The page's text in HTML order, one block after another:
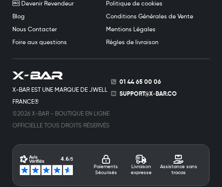
X-BAR EST UNE MARQUE DE JWELL
FRANCE®
©2026 X-BAR - BOUTIQUE EN LIGNE
OFFICIELLE TOUS DROITS RÉSERVÉS
01 44 65 00 06
SUPPORT@X-BAR.CO
Paiements
Sécurisés
Livraison
expresse
Assistance sans
tracas
Devenir Revendeur
Blog
Nous Contacter
Foire aux questions
Politique de cookies
Conditions Générales de Vente
Mentions Légales
Règles de livraison